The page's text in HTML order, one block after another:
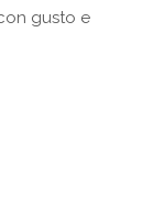
gusto e